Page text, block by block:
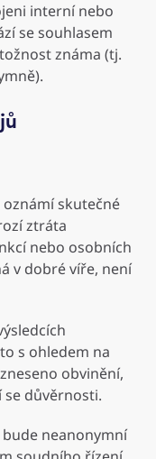
interní nebo
se souhlasem
známa (tj.
skutečné
ztráta
nebo osobních
v dobré víře, není
s ohledem na
obvinění,
se důvěrnosti.
neanonymní